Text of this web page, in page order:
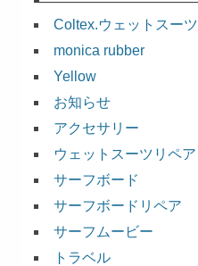
Coltex.ウェットスーツ
monica rubber
Yellow
お知らせ
アクセサリー
ウェットスーツリペア
サーフボード
サーフボードリペア
サーフムービー
トラベル